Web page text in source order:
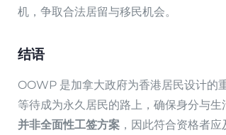
机，争取合法居留与移民机会。
结语
OOWP 是加拿大政府为香港居民设计的
等待成为永久居民的路上，确保身分与
并非全面性工签方案 ，因此符合资格者应